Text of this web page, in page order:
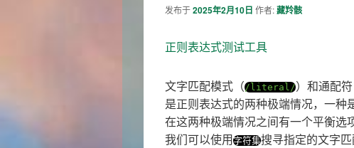
发布于2025年2月10日 作者:藏羚骸
正则表达式测试工具
文字匹配模式（/literal/）和通配
是正则表达式的两种极端情况，一种
在这两种极端情况之间有一个平衡选
我们可以使用字符集搜寻指定的文字匹